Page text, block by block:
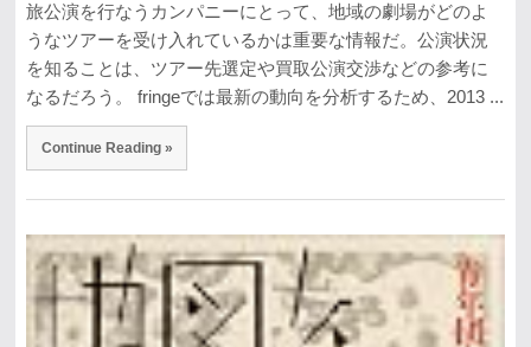
旅公演を行なうカンパニーにとって、地域の劇場がどのよ
うなツアーを受け入れているかは重要な情報だ。公演状況
を知ることは、ツアー先選定や買取公演交渉などの参考に
なるだろう。 fringeでは最新の動向を分析するため、2013 ...
Continue Reading »